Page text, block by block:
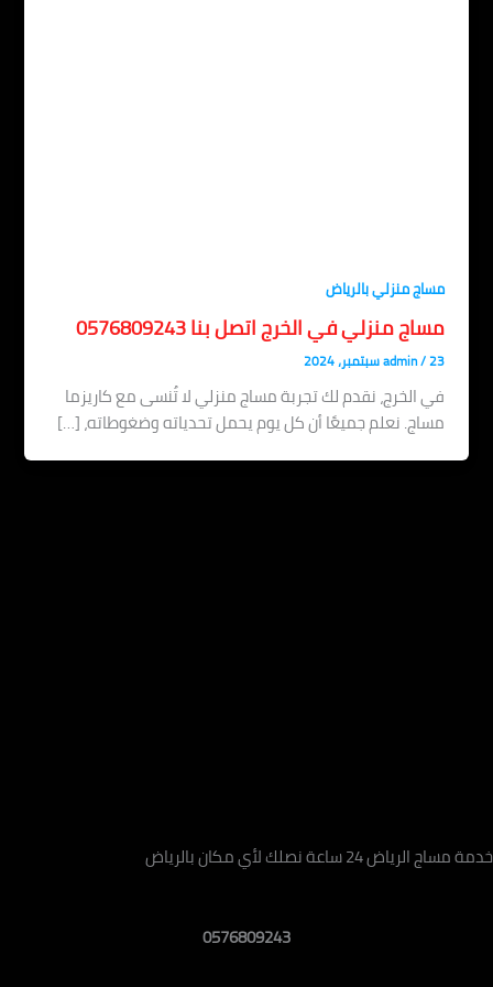
منزلي بالرياض
منزلي في الخرج اتصل بنا 0576809243
admin
الخرج، نقدم لك تجربة مساج منزلي لا تُنسى مع كاريزما
نعلم جميعًا أن كل يوم يحمل تحدياته وضغوطاته، […]
نصلك لأي مكان بالرياض
0576809243